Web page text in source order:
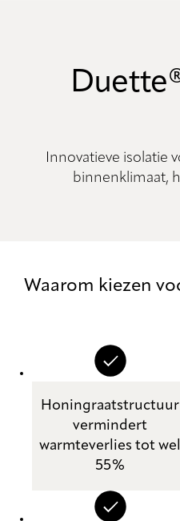
Innovatieve isolatie
binnenklimaat,
Waarom kiezen
Honingraatstructuur
vermindert
warmteverlies tot wel
55%